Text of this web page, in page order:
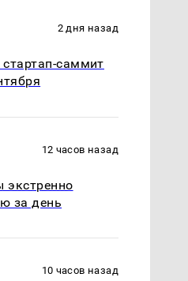
2 дня назад
саммит
12 часов назад
экстренно
за день
10 часов назад